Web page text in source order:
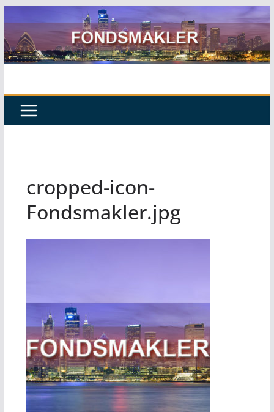
Inhalt
springen
cropped-icon-
Fondsmakler.jpg